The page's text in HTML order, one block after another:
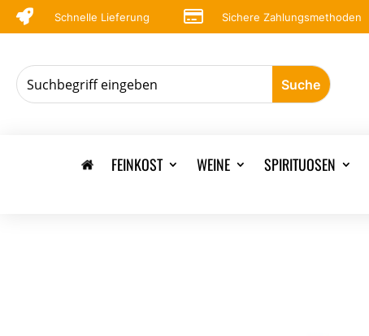
 Schnelle Lieferung  Sichere Zahlungsmethoden
FEINKOST WEINE SPIRITUOSEN